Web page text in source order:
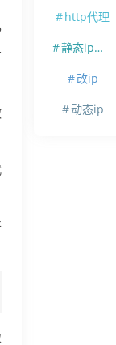
http代理
静态ip代理
改ip
动态ip